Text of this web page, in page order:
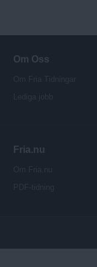
Om Oss
Fria.nu